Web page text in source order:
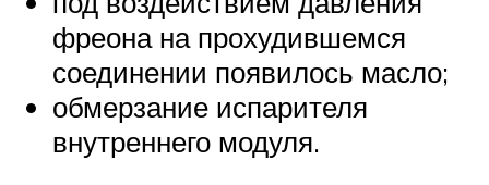
фреона на прохудившемся
соединении появилось масло;
обмерзание испарителя
внутреннего модуля.